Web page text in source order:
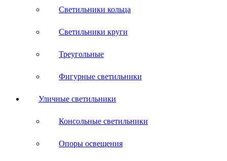
Светильники кольца
Светильники круги
Треугольные
Фигурные светильники
Уличные светильники
Консольные светильники
Опоры освещения